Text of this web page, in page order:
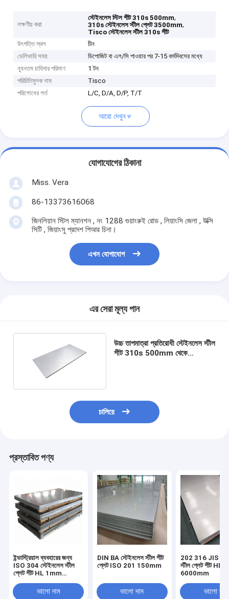
লক্ষণীয় করা
স্টেইনলেস স্টিল শীট 310s 500mm,
310s স্টেইনলেস স্টীল প্লেট 3500mm,
Tisco স্টেইনলেস স্টীল 310s শীট
উৎপত্তি স্থল
চীন
ডেলিভারি সময়
ডিপোজিট বা এল/সি পাওয়ার পর 7-15 কর্মদিবসের মধ্যে
ন্যূনতম চাহিদার পরিমাণ
1 টন
পরিচিতিমুলক নাম
Tisco
পরিশোধের শর্ত
L/C, D/A, D/P, T/T
আরো দেখুন
যোগাযোগের ঠিকানা
Miss. Vera
86-13373616068
জিনলিয়ান স্টিল ম্যানশন , নং 1288 গুয়াংরুই রোড , লিয়াংসি জেলা , উক্সি
সিটি , জিয়াংসু প্রদেশ পিআর চিনা।
এখন যোগাযোগ
এর সেরা মূল্য পান
উচ্চ তাপমাত্রা প্রতিরোধী স্টেইনলেস স্টীল
শীট 310s 500mm থেকে
চালিয়ে
প্রস্তাবিত পণ্য
ইন্ডাস্ট্রিয়াল ব্যবহারের জন্য
ISO 304 স্টেইনলেস স্টীল
প্লেট শীট HL 1mm
ভালো দাম
DIN BA স্টেইনলেস স্টীল শীট
প্লেট ISO 201 150mm
ভালো দাম
202 316 JIS
স্টীল প্লেট শীট HL
6000mm
ভালো দাম